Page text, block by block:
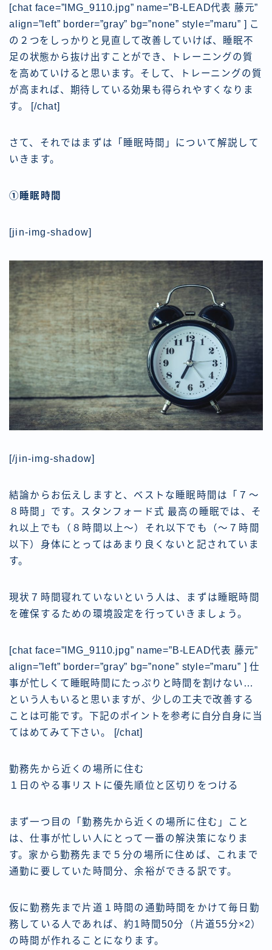
[chat face=”IMG_9110.jpg” name=”B-LEAD代表 藤元”
align=”left” border=”gray” bg=”none” style=”maru” ] こ
の２つをしっかりと見直して改善していけば、睡眠不
足の状態から抜け出すことができ、トレーニングの質
を高めていけると思います。そして、トレーニングの質
が高まれば、期待している効果も得られやすくなりま
す。
[/chat]
さて、それではまずは「睡眠時間」について解説して
いきます。
①睡眠時間
[jin-img-shadow]
[/jin-img-shadow]
結論からお伝えしますと、ベストな睡眠時間は「７〜
８時間」です。スタンフォード式 最高の睡眠では、そ
れ以上でも（８時間以上〜）それ以下でも（〜７時間
以下）身体にとってはあまり良くないと記されていま
す。
現状７時間寝れていないという人は、まずは睡眠時間
を確保するための環境設定を行っていきましょう。
[chat face=”IMG_9110.jpg” name=”B-LEAD代表 藤元”
align=”left” border=”gray” bg=”none” style=”maru” ] 仕
事が忙しくて睡眠時間にたっぷりと時間を割けない…
という人もいると思いますが、少しの工夫で改善する
ことは可能です。下記のポイントを参考に自分自身に当
てはめてみて下さい。
[/chat]
勤務先から近くの場所に住む
１日のやる事リストに優先順位と区切りをつける
まず一つ目の 「勤務先から近くの場所に住む」
こと
は、仕事が忙しい人にとって一番の解決策になりま
す。家から勤務先まで５分の場所に住めば、これまで
通勤に要していた時間分、余裕ができる訳です。
仮に勤務先まで片道１時間の通勤時間をかけて毎日勤
務している人であれば、約1時間50分（片道55分×2）
の時間が作れることになります。